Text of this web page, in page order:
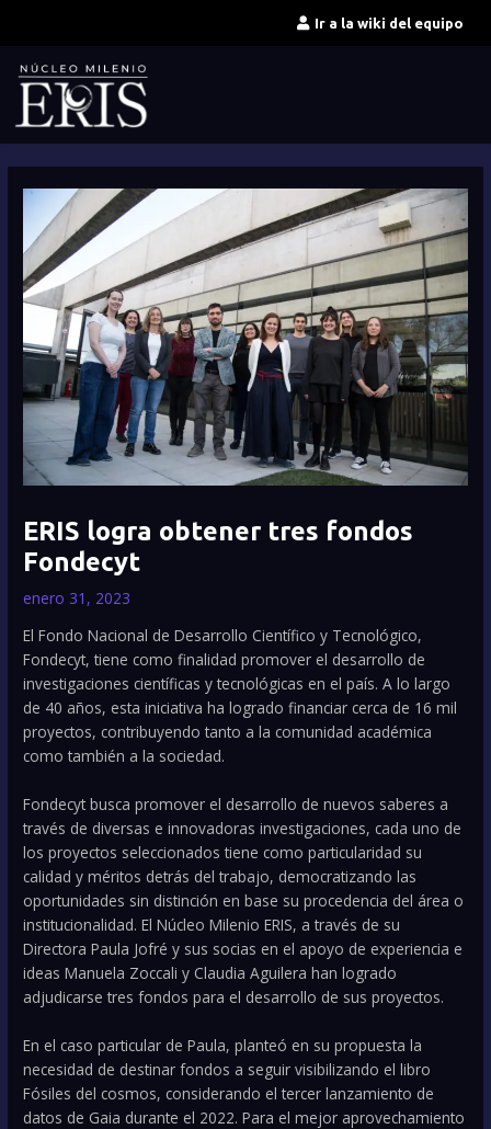
contenido
Ir a la wiki del equipo
ERIS logra obtener tres fondos
Fondecyt
enero 31, 2023
El Fondo Nacional de Desarrollo Científico y Tecnológico,
Fondecyt, tiene como finalidad promover el desarrollo de
investigaciones científicas y tecnológicas en el país. A lo largo
de 40 años, esta iniciativa ha logrado financiar cerca de 16 mil
proyectos, contribuyendo tanto a la comunidad académica
como también a la sociedad.
Fondecyt busca promover el desarrollo de nuevos saberes a
través de diversas e innovadoras investigaciones, cada uno de
los proyectos seleccionados tiene como particularidad su
calidad y méritos detrás del trabajo, democratizando las
oportunidades sin distinción en base su procedencia del área o
institucionalidad. El Núcleo Milenio ERIS, a través de su
Directora Paula Jofré y sus socias en el apoyo de experiencia e
ideas Manuela Zoccali y Claudia Aguilera han logrado
adjudicarse tres fondos para el desarrollo de sus proyectos.
En el caso particular de Paula, planteó en su propuesta la
necesidad de destinar fondos a seguir visibilizando el libro
Fósiles del cosmos, considerando el tercer lanzamiento de
datos de Gaia durante el 2022. Para el mejor aprovechamiento